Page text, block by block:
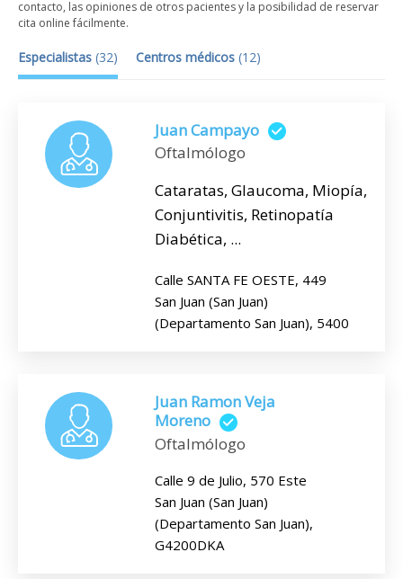
contacto, las opiniones de otros pacientes y la posibilidad de reservar
cita online fácilmente.
Especialistas (32) Centros médicos (12)
Juan Campayo
Oftalmólogo
Cataratas, Glaucoma, Miopía,
Conjuntivitis, Retinopatía
Diabética, ...
Calle SANTA FE OESTE, 449
San Juan (San Juan)
(Departamento San Juan), 5400
Juan Ramon Veja
Moreno
Oftalmólogo
Calle 9 de Julio, 570 Este
San Juan (San Juan)
(Departamento San Juan),
G4200DKA